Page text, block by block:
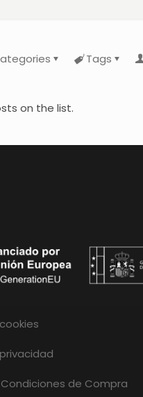
Tags
on the list.
de Compra